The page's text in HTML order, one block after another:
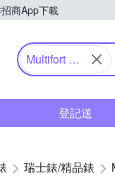
商App下載
Yahoo購物中心
Multifort 先
登記送
瑞士錶/精品錶